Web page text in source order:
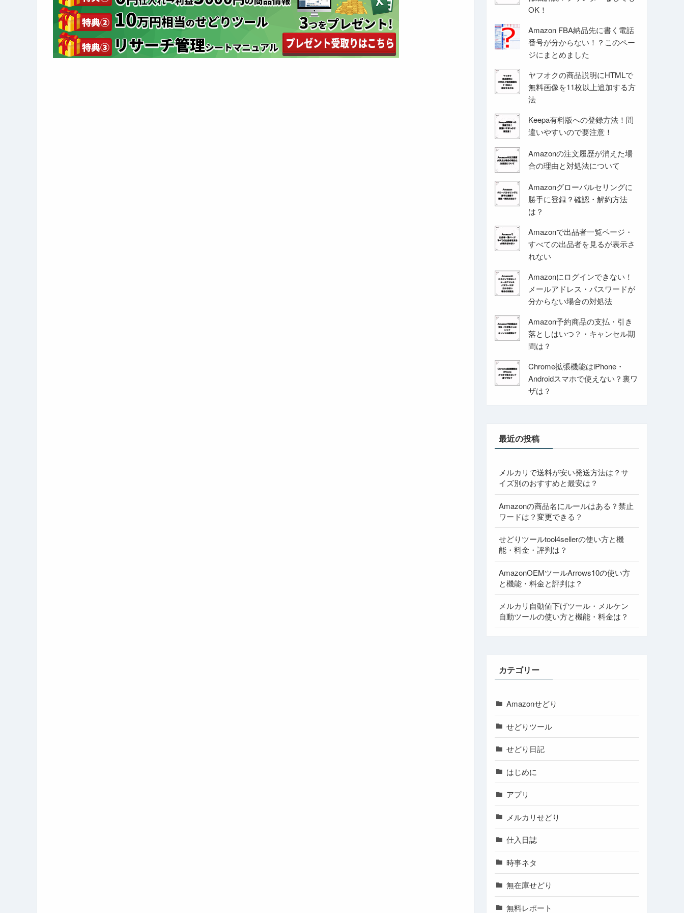
OK！
Amazon FBA納品先に書く電話
番号が分からない！？このペー
ジにまとめました
ヤフオクの商品説明にHTMLで
無料画像を11枚以上追加する方
法
Keepa有料版への登録方法！間
違いやすいので要注意！
Amazonの注文履歴が消えた場
合の理由と対処法について
Amazonグローバルセリングに
勝手に登録？確認・解約方法
は？
Amazonで出品者一覧ページ・
すべての出品者を見るが表示さ
れない
Amazonにログインできない！
メールアドレス・パスワードが
分からない場合の対処法
Amazon予約商品の支払・引き
落としはいつ？・キャンセル期
間は？
Chrome拡張機能はiPhone・
Androidスマホで使えない？裏ワ
ザは？
最近の投稿
メルカリで送料が安い発送方法は？サ
イズ別のおすすめと最安は？
Amazonの商品名にルールはある？禁止
ワードは？変更できる？
せどりツールtool4sellerの使い方と機
能・料金・評判は？
AmazonOEMツールArrows10の使い方
と機能・料金と評判は？
メルカリ自動値下げツール・メルケン
自動ツールの使い方と機能・料金は？
カテゴリー
Amazonせどり
せどりツール
せどり日記
はじめに
アプリ
メルカリせどり
仕入日誌
時事ネタ
無在庫せどり
無料レポート